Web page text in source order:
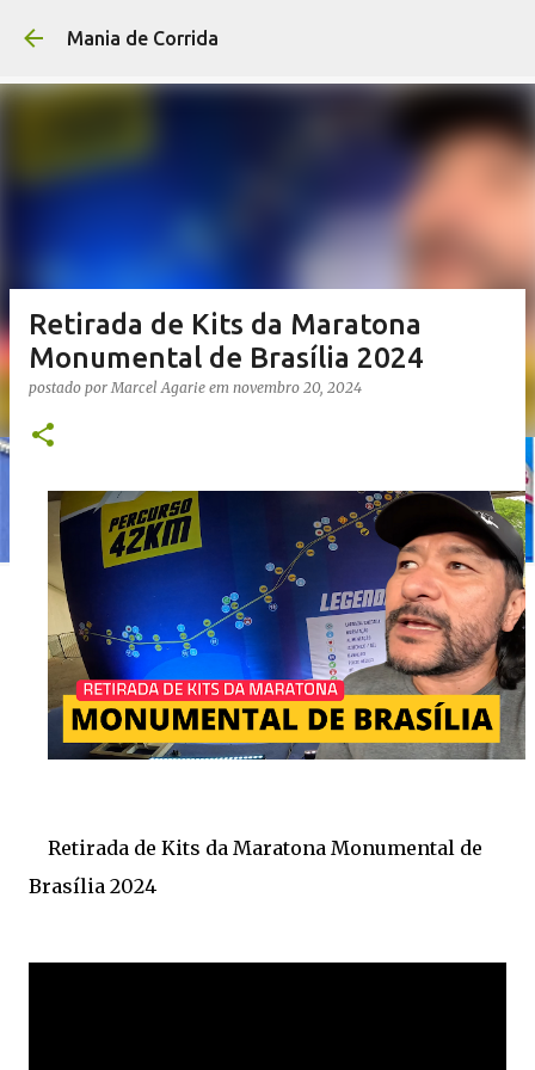
Mania de Corrida
Retirada de Kits da Maratona
Monumental de Brasília 2024
postado porMarcel Agarie em novembro 20, 2024
Retirada de Kits da Maratona Monumental de
Brasília 2024